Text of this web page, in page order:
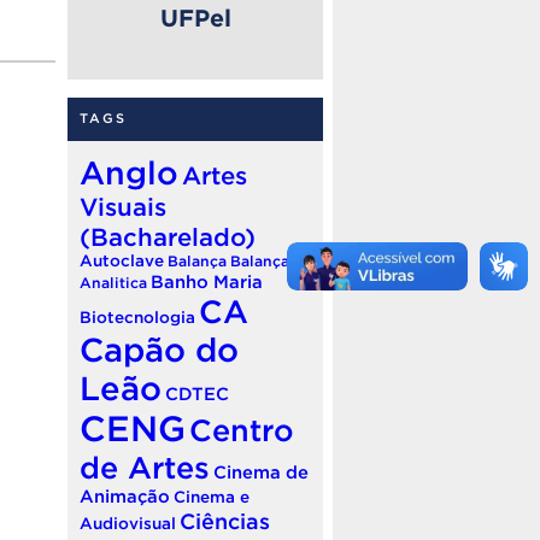
UFPel
TAGS
Anglo Artes
Visuais
(Bacharelado)
Autoclave Balança Balança
Analitica Banho Maria
Biotecnologia CA
Capão do
Leão CDTEC
CENG Centro
de Artes Cinema de
Animação Cinema e
Audiovisual Ciências